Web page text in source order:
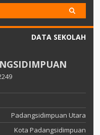
DATA SEKOLAH
Padangsidimpuan Utara
Kota Padangsidimpuan